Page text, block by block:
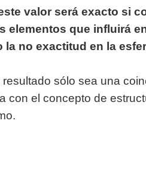
valor será exacto si
elementos que influirá
la no exactitud en la
sólo sea una
con el concepto de